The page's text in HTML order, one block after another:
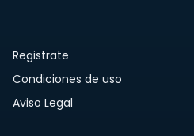
Registrate
Condiciones de uso
Aviso Legal